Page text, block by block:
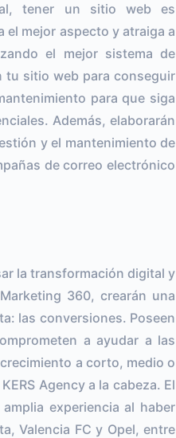
tener un sitio web es
el mejor aspecto y atraiga a
el mejor sistema de
tu sitio web para conseguir
para que siga
Además, elaborarán
y el mantenimiento de
de correo electrónico
la transformación digital y
360, crearán una
las conversiones. Poseen
a ayudar a las
a corto, medio o
Agency a la cabeza. El
experiencia al haber
Valencia FC y Opel, entre